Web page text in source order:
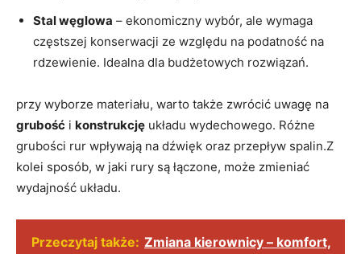
Stal węglowa – ekonomiczny wybór, ale wymaga
częstszej konserwacji ze względu na podatność na
rdzewienie. Idealna dla budżetowych rozwiązań.
przy wyborze materiału, warto także zwrócić uwagę na
grubość i konstrukcję układu wydechowego. Różne
grubości rur wpływają na dźwięk oraz przepływ spalin.Z
kolei sposób, w jaki rury są łączone, może zmieniać
wydajność układu.
Przeczytaj także: Zmiana kierownicy – komfort,